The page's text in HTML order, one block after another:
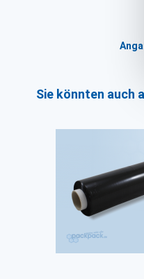
Sie könnten auch